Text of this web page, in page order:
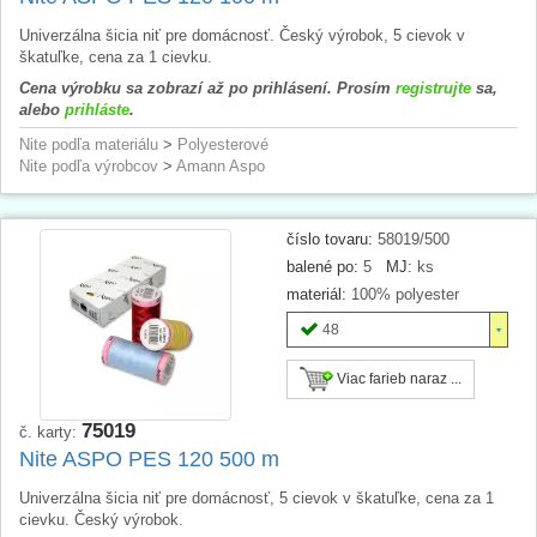
Univerzálna šicia niť pre domácnosť. Český výrobok, 5 cievok v
škatuľke, cena za 1 cievku.
Cena výrobku sa zobrazí až po prihlásení. Prosím registrujte sa,
alebo prihláste.
Nite podľa materiálu > Polyesterové
Nite podľa výrobcov > Amann Aspo
číslo tovaru: 58019/500
balené po: 5 MJ: ks
materiál: 100% polyester
48
Viac farieb naraz ...
č. karty: 75019
Nite ASPO PES 120 500 m
Univerzálna šicia niť pre domácnosť, 5 cievok v škatuľke, cena za 1
cievku. Český výrobok.